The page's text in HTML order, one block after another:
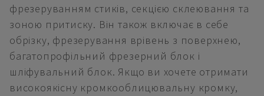
фрезеруванням стиків, секцією склеювання та
зоною притиску. Він також включає в себе
обрізку, фрезерування врівень з поверхнею,
багатопрофільний фрезерний блок і
шліфувальний блок. Якщо ви хочете отримати
високоякісну кромкооблицювальну кромку,